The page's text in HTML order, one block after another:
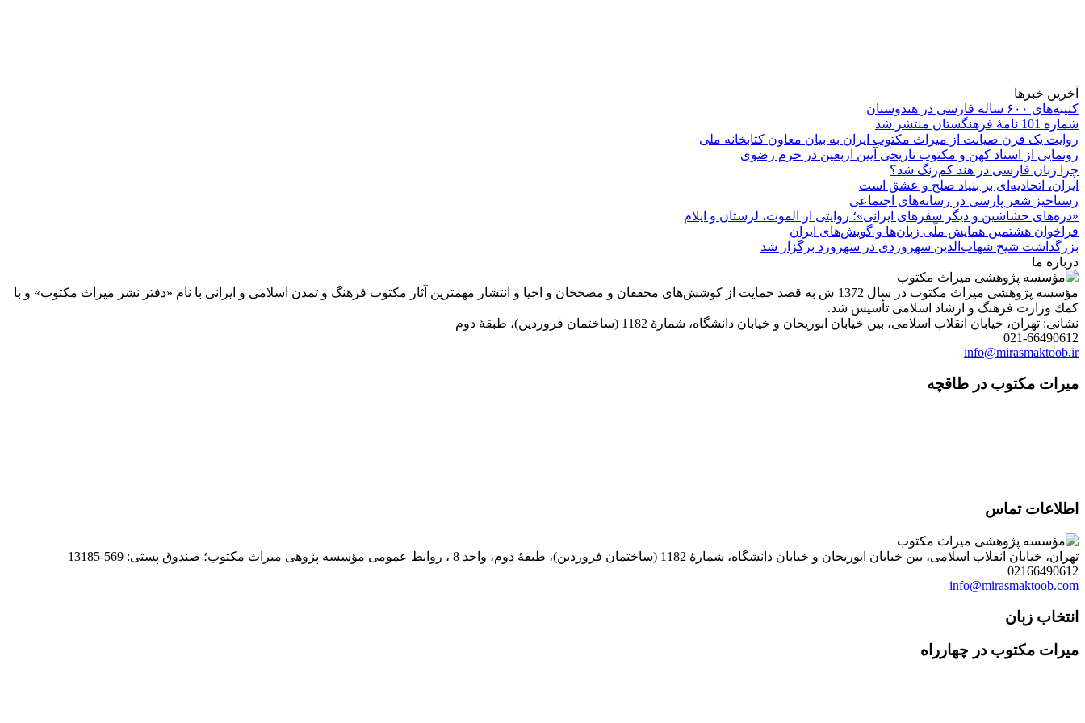
آخرین خبرها
کتیبه‌های ۶۰۰ ساله فارسی در هندوستان
شماره 101 نامۀ فرهنگستان منتشر شد
روایت یک قرن صیانت از میراث مکتوب ایران به بیان معاون کتابخانه ملی
رونمایی از اسناد کهن و مکتوب تاریخی آیین اربعین در حرم رضوی
چرا زبان فارسی در هند کم‌رنگ شد؟
ایران، اتحادیه‌ای بر بنیاد صلح و عشق است
رستاخیز شعر پارسی در رسانه‌های اجتماعی
«دره‌های حشاشین و دیگر سفرهای ایرانی»؛ روایتی از الموت، لرستان و ایلام
فراخوان هشتمین همایش ملّی زبان‌ها و گویش‌های ایران
بزرگداشت شیخ شهاب‌الدین سهروردی در سهرورد برگزار شد
درباره ما
مؤسسه پژوهشی میراث مكتوب در سال 1372 ش به قصد حمایت از كوشش‌های محققان و مصححان و احیا و انتشار مهمترین آثار مكتوب فرهنگ و تمدن اسلامی و ایرانی با نام «دفتر نشر میراث مكتوب» و با
كمك وزارت فرهنگ و ارشاد اسلامی تأسیس شد.
نشانی: تهران، خیابان انقلاب اسلامی، بین خیابان ابوریحان و خیابان دانشگاه، شمارۀ 1182 (ساختمان فروردین)، طبقۀ دوم
021-66490612
info@mirasmaktoob.ir
میرات مکتوب در طاقچه
اطلاعات تماس
تهران، خیابان انقلاب اسلامی، بین خیابان ابوریحان و خیابان دانشگاه، شمارۀ 1182 (ساختمان فروردین)، طبقۀ دوم، واحد 8 ، روابط عمومی مؤسسه پژوهی میراث مکتوب؛ صندوق پستی: 569-13185
02166490612
info@mirasmaktoob.com
انتخاب زبان
میرات مکتوب در چهارراه